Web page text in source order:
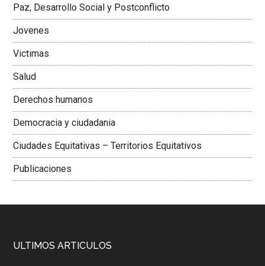
Paz, Desarrollo Social y Postconflicto
Jovenes
Victimas
Salud
Derechos humanos
Democracia y ciudadania
Ciudades Equitativas – Territorios Equitativos
Publicaciones
ULTIMOS ARTICULOS